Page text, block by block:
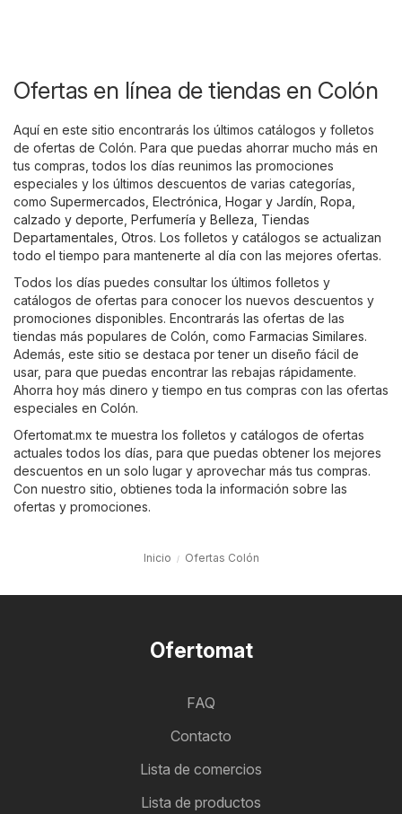
Ofertas en línea de tiendas en Colón
Aquí en este sitio encontrarás los últimos catálogos y folletos
de ofertas de Colón. Para que puedas ahorrar mucho más en
tus compras, todos los días reunimos las promociones
especiales y los últimos descuentos de varias categorías,
como Supermercados Electrónica Hogar y Jardín Ropa,
calzado y deporte Perfumería y Belleza Tiendas
Departamentales Otros. Los folletos y catálogos se actualizan
todo el tiempo para mantenerte al día con las mejores ofertas.
Todos los días puedes consultar los últimos folletos y
catálogos de ofertas para conocer los nuevos descuentos y
promociones disponibles. Encontrarás las ofertas de las
tiendas más populares de Colón, como Farmacias Similares.
Además, este sitio se destaca por tener un diseño fácil de
usar, para que puedas encontrar las rebajas rápidamente.
Ahorra hoy más dinero y tiempo en tus compras con las ofertas
especiales en Colón.
Ofertomat.mx te muestra los folletos y catálogos de ofertas
actuales todos los días, para que puedas obtener los mejores
descuentos en un solo lugar y aprovechar más tus compras.
Con nuestro sitio, obtienes toda la información sobre las
ofertas y promociones.
Inicio Ofertas Colón
Ofertomat
FAQ
Contacto
Lista de comercios
Lista de productos